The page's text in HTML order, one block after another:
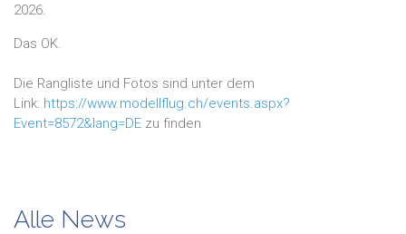
2026.
Das OK.
Die Rangliste und Fotos sind unter dem
Link: https://www.modellflug.ch/events.aspx?
Event=8572&lang=DE zu finden
Alle News